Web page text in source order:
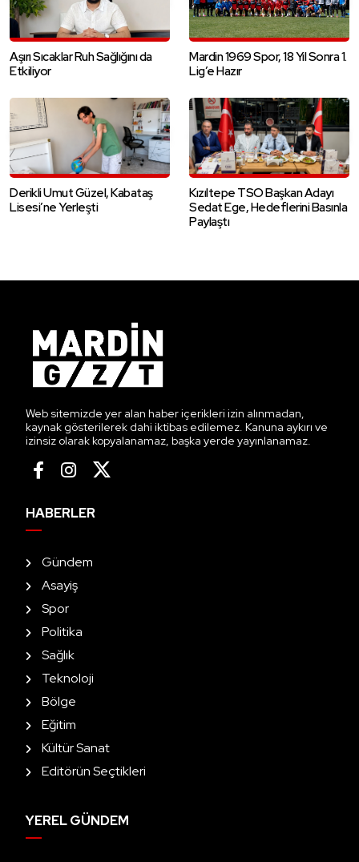
Aşırı Sıcaklar Ruh Sağlığını da
Etkiliyor
Mardin 1969 Spor, 18 Yıl Sonra 1.
Lig’e Hazır
Derikli Umut Güzel, Kabataş
Lisesi’ne Yerleşti
Kızıltepe TSO Başkan Adayı
Sedat Ege, Hedeflerini Basınla
Paylaştı
Web sitemizde yer alan haber içerikleri izin alınmadan,
kaynak gösterilerek dahi iktibas edilemez. Kanuna aykırı ve
izinsiz olarak kopyalanamaz, başka yerde yayınlanamaz.
HABERLER
Gündem
Asayiş
Spor
Politika
Sağlık
Teknoloji
Bölge
Eğitim
Kültür Sanat
Editörün Seçtikleri
YEREL GÜNDEM